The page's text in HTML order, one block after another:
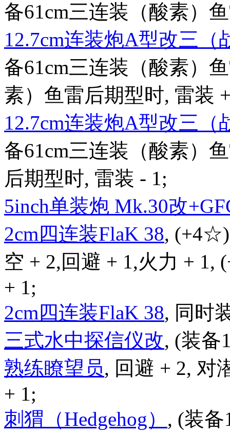
备61cm三连装（酸素）
12.7cm连装炮A型改三（
备61cm三连装（酸素）
素）鱼雷后期型时, 雷装
12.7cm连装炮A型改三（
备61cm三连装（酸素）
后期型时, 雷装 - 1;
5inch单装炮 Mk.30改
2cm四连装FlaK 38,
空 + 2,回避 + 1,火力 + 1,
+ 1;
2cm四连装FlaK 38, 同时
三式水中探信仪改, (装备
熟练瞭望员, 回避 + 2, 对
+ 1;
刺猬（Hedgehog） , (装备